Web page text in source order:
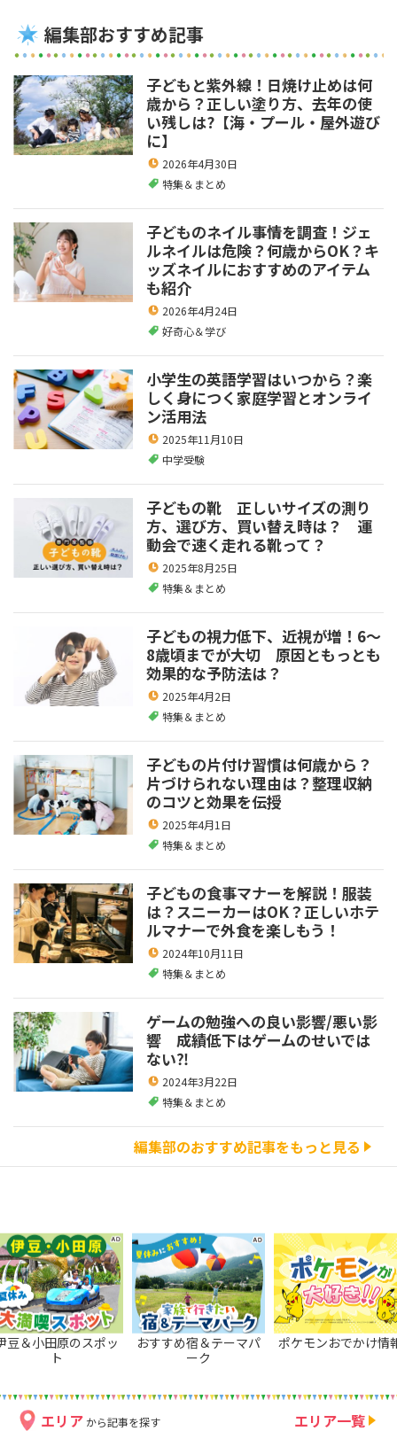
編集部おすすめ記事
子どもと紫外線！日焼け止めは何
歳から？正しい塗り方、去年の使
い残しは?【海・プール・屋外遊び
に】
2026年4月30日
特集＆まとめ
子どものネイル事情を調査！ジェ
ルネイルは危険？何歳からOK？キ
ッズネイルにおすすめのアイテム
も紹介
2026年4月24日
好奇心＆学び
小学生の英語学習はいつから？楽
しく身につく家庭学習とオンライ
ン活用法
2025年11月10日
中学受験
子どもの靴 正しいサイズの測り
方、選び方、買い替え時は？ 運
動会で速く走れる靴って？
2025年8月25日
特集＆まとめ
子どもの視力低下、近視が増！6～
8歳頃までが大切 原因ともっとも
効果的な予防法は？
2025年4月2日
特集＆まとめ
子どもの片付け習慣は何歳から？
片づけられない理由は？整理収納
のコツと効果を伝授
2025年4月1日
特集＆まとめ
子どもの食事マナーを解説！服装
は？スニーカーはOK？正しいホテ
ルマナーで外食を楽しもう！
2024年10月11日
特集＆まとめ
ゲームの勉強への良い影響/悪い影
響 成績低下はゲームのせいでは
ない⁈
2024年3月22日
特集＆まとめ
編集部のおすすめ記事をもっと見る
豆＆小田原のスポッ
ト
おすすめ宿＆テーマパ
ーク
ポケモンおでかけ情
エリア から記事を探す エリア一覧